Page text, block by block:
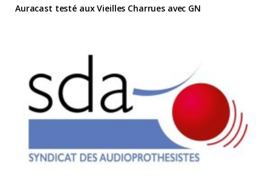
Auracast testé aux Vieilles Charrues avec GN